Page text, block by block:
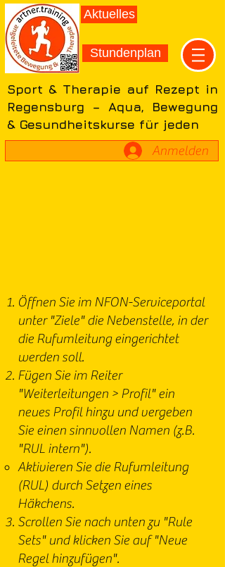
Aktuelles
Stundenplan
Sport & Therapie auf Rezept in
Regensburg – Aqua, Bewegung
& Gesundheitskurse für jeden
Anmelden
Öffnen Sie im NFON-Serviceportal
unter "Ziele" die Nebenstelle, in der
die Rufumleitung eingerichtet
werden soll.
Fügen Sie im Reiter
"Weiterleitungen > Profil" ein
neues Profil hinzu und vergeben
Sie einen sinnvollen Namen (z.B.
"RUL intern").
Aktivieren Sie die Rufumleitung
(RUL) durch Setzen eines
Häkchens.
Scrollen Sie nach unten zu "Rule
Sets" und klicken Sie auf "Neue
Regel hinzufügen".